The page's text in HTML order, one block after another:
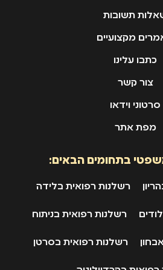
תשובות
מקצועיים
כתבו עלינו
צור קשר
סרטוני וידאו
מפת אתר
משפטי בתחומים הבאים:
רשלנות רפואית בלידה
רשלנות רפואית בניתוח
רשלנות רפואית בסרטן